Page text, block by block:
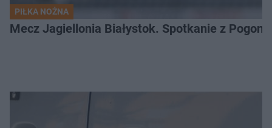
PIŁKA NOŻNA
Mecz Jagiellonia Białystok. Spotkanie z